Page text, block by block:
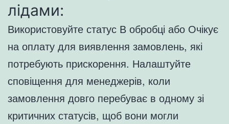
лідами:
Використовуйте статус В обробці або Очікує
на оплату для виявлення замовлень, які
потребують прискорення. Налаштуйте
сповіщення для менеджерів, коли
замовлення довго перебуває в одному зі
критичних статусів, щоб вони могли